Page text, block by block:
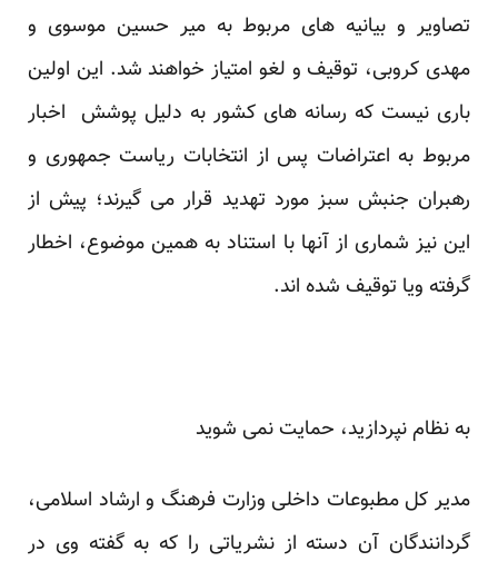
تصاویر و بیانیه های مربوط به میر حسین موسوی و
مهدی کروبی، توقیف و لغو امتیاز خواهند شد. این اولین
باری نیست که رسانه های کشور به دلیل پوشش اخبار
مربوط به اعتراضات پس از انتخابات ریاست جمهوری و
رهبران جنبش سبز مورد تهدید قرار می گیرند؛ پیش از
این نیز شماری از آنها با استناد به همین موضوع، اخطار
گرفته ویا توقیف شده اند.
به نظام نپردازید، حمایت نمی شوید
مدیر کل مطبوعات داخلی وزارت فرهنگ و ارشاد اسلامی،
گردانندگان آن دسته از نشریاتی را که به گفته وی در